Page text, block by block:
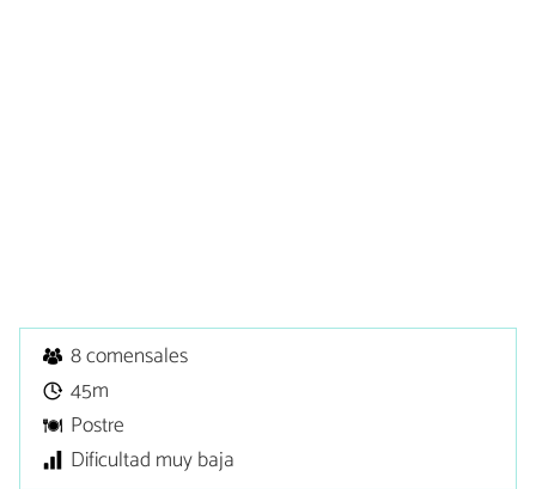
8 comensales
45m
Postre
Dificultad muy baja